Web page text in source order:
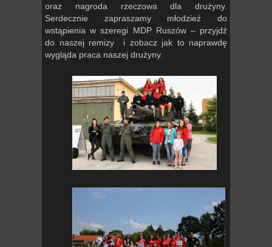
oraz nagroda rzeczowa dla drużyny.
Serdecznie zapraszamy młodzież do
wstąpienia w szeregi MDP Ruszów – przyjdź
do naszej remizy i zobacz jak to naprawdę
wygląda praca naszej drużyny.